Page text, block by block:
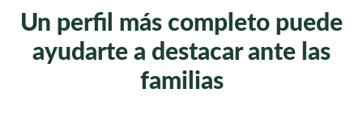
Un perfil más completo puede
ayudarte a destacar ante las
familias